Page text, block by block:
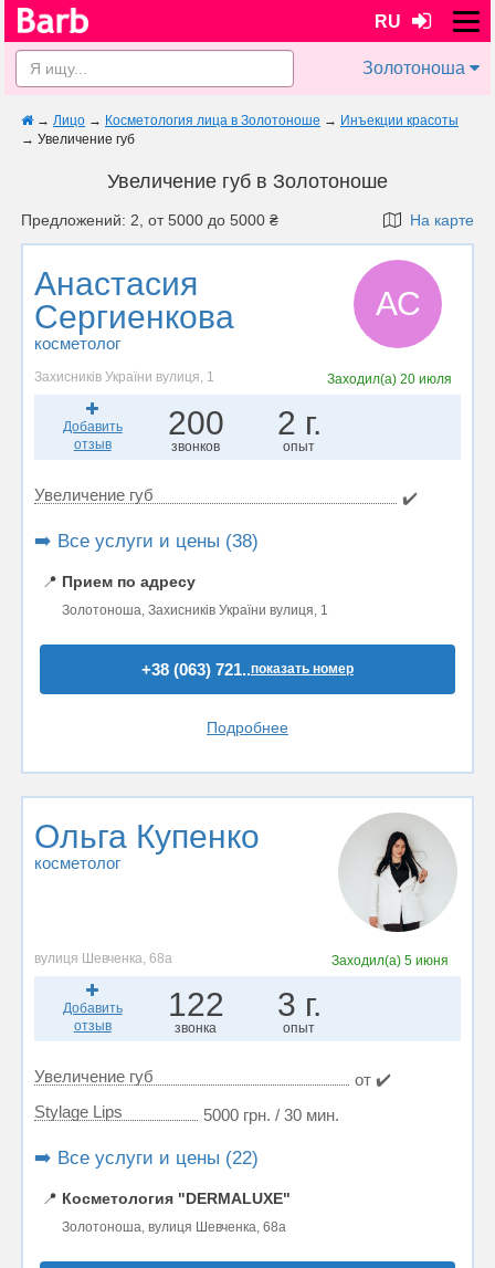
RU
Золотоноша
→ Лицо → Косметология лица в Золотоноше → Инъекции красоты
→ Увеличение губ
Увеличение губ в Золотоноше
Предложений: 2, от 5000 до 5000 ₴ На карте
Анастасия
Сергиенкова
косметолог
АС
Захисників України вулиця, 1 Заходил(а)20 июля
Добавить
отзыв
200
звонков
2 г.
опыт
Увеличение губ ✔️
➡️ Все услуги и цены (38)
📍 Прием по адресу
Золотоноша, Захисників України вулиця, 1
+38 (063) 721..показать номер
Подробнее
Ольга Купенко
косметолог
вулиця Шевченка, 68а Заходил(а) 5 июня
Добавить
отзыв
122
звонка
3 г.
опыт
Увеличение губ
от ✔️
Stylage Lips
5000 грн. / 30 мин.
➡️ Все услуги и цены (22)
📍 Косметология "DERMALUXE"
Золотоноша, вулиця Шевченка, 68а